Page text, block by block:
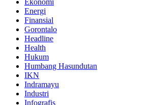
Energi
Finansial
Gorontalo
Headline
Health
Hukum
Humbang Hasundutan
IKN
Indramayu
Industri
Infografis